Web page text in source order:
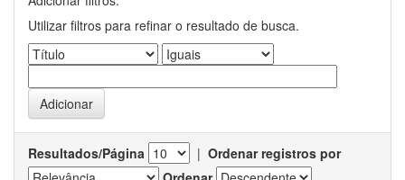
Utilizar filtros para refinar o resultado de busca.
Resultados/Página | Ordenar registros por